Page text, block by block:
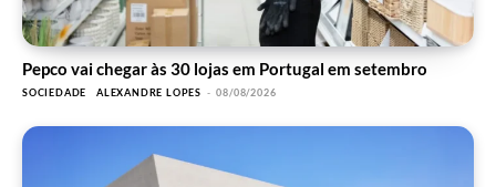
Pepco vai chegar às 30 lojas em Portugal em setembro
SOCIEDADE ALEXANDRE LOPES - 08/08/2026